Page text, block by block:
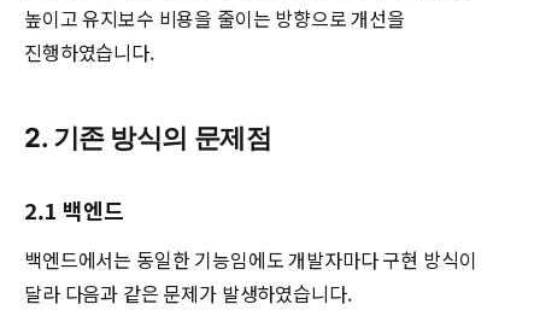
높이고 유지보수 비용을 줄이는 방향으로 개선을
진행하였습니다.
2. 기존 방식의 문제점
2.1 백엔드
백엔드에서는 동일한 기능임에도 개발자마다 구현 방식이
달라 다음과 같은 문제가 발생하였습니다.